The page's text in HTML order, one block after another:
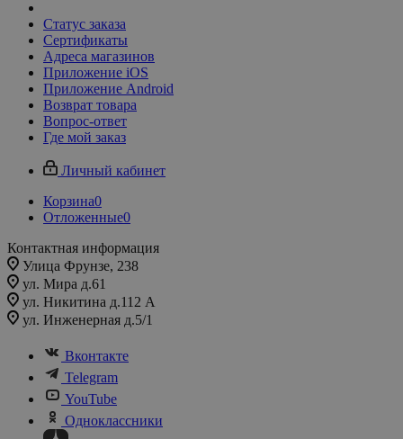
Статус заказа
Сертификаты
Адреса магазинов
Приложение iOS
Приложение Android
Возврат товара
Вопрос-ответ
Где мой заказ
Личный кабинет
Корзина0
Отложенные0
Контактная информация
Улица Фрунзе, 238​
ул. Мира д.61
ул. Никитина д.112 А
ул. Инженерная д.5/1
Вконтакте
Telegram
YouTube
Одноклассники